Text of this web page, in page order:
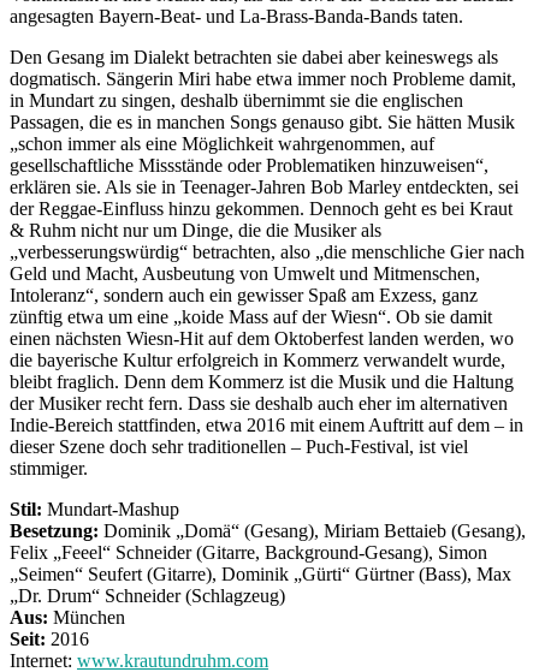
angesagten Bayern-Beat- und La-Brass-Banda-Bands taten.
Den Gesang im Dialekt betrachten sie dabei aber keineswegs als
dogmatisch. Sängerin Miri habe etwa immer noch Probleme damit,
in Mundart zu singen, deshalb übernimmt sie die englischen
Passagen, die es in manchen Songs genauso gibt. Sie hätten Musik
„schon immer als eine Möglichkeit wahrgenommen, auf
gesellschaftliche Missstände oder Problematiken hinzuweisen“,
erklären sie. Als sie in Teenager-Jahren Bob Marley entdeckten, sei
der Reggae-Einfluss hinzu gekommen. Dennoch geht es bei Kraut
& Ruhm nicht nur um Dinge, die die Musiker als
„verbesserungswürdig“ betrachten, also „die menschliche Gier nach
Geld und Macht, Ausbeutung von Umwelt und Mitmenschen,
Intoleranz“, sondern auch ein gewisser Spaß am Exzess, ganz
zünftig etwa um eine „koide Mass auf der Wiesn“. Ob sie damit
einen nächsten Wiesn-Hit auf dem Oktoberfest landen werden, wo
die bayerische Kultur erfolgreich in Kommerz verwandelt wurde,
bleibt fraglich. Denn dem Kommerz ist die Musik und die Haltung
der Musiker recht fern. Dass sie deshalb auch eher im alternativen
Indie-Bereich stattfinden, etwa 2016 mit einem Auftritt auf dem – in
dieser Szene doch sehr traditionellen – Puch-Festival, ist viel
stimmiger.
Stil: Mundart-Mashup
Besetzung: Dominik „Domä“ (Gesang), Miriam Bettaieb (Gesang),
Felix „Feeel“ Schneider (Gitarre, Background-Gesang), Simon
„Seimen“ Seufert (Gitarre), Dominik „Gürti“ Gürtner (Bass), Max
„Dr. Drum“ Schneider (Schlagzeug)
Aus: München
Seit: 2016
Internet: www.krautundruhm.com